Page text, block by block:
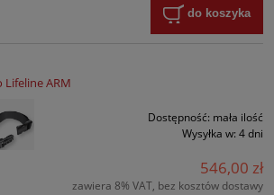
do koszyka
ARM
Dostępność: mała ilość
Wysyłka w: 4 dni
546,00 zł
zawiera 8% VAT, bez kosztów dostawy